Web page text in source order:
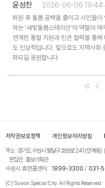
윤성찬 2026-06-06
퇴원 후 돌봄 공백을 줄이고 시민들
하는 ‘새빛돌봄스테이션’의 역할이
연계한 통합 지원과 민관 협력을 통
도 인상적입니다. 앞으로도 지역사회
화되길 응원합니다.
저작권보호정책 개인정보처리방침
주소 : 경기도 수원시 팔달구 효원로 241 (인계동)
편집인 : 홍보기획관
수원시 휴먼콜센터 : 1899-3300 / 031-
(C) Suwon Special City. All Rights Reserved.